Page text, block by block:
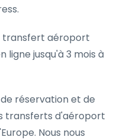
transfert aéroport
jusqu'à 3 mois à
réservation et de
transferts d'aéroport
Nous nous